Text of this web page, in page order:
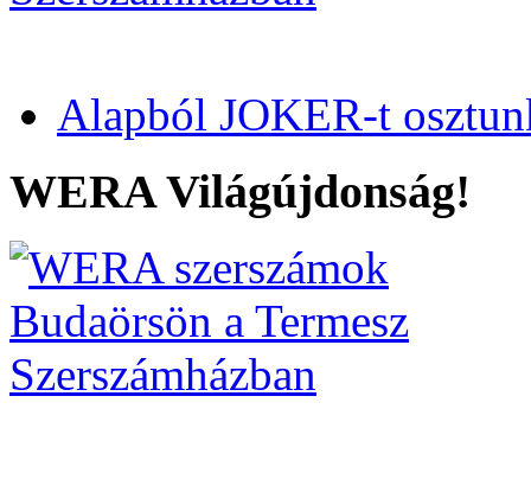
Alapból JOKER-t
WERA Világújdonság!